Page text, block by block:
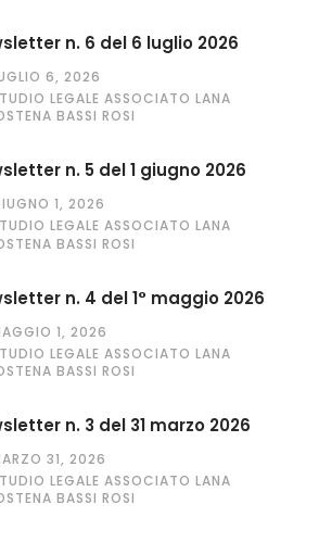
n. 6 del 6 luglio 2026
6, 2026
LEGALE ASSOCIATO LANA
BASSI ROSI
n. 5 del 1 giugno 2026
1, 2026
LEGALE ASSOCIATO LANA
BASSI ROSI
n. 4 del 1° maggio 2026
1, 2026
LEGALE ASSOCIATO LANA
BASSI ROSI
n. 3 del 31 marzo 2026
31, 2026
LEGALE ASSOCIATO LANA
BASSI ROSI